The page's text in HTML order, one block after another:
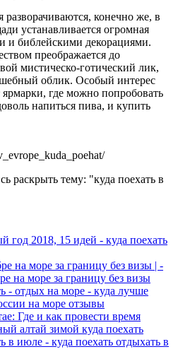
конечно же, в
устанавливается огромная
и библейскими декорациями.
преображается до
мистическо-готический лик,
облик. Особый интерес
ярмарки, где можно попробовать
напиться пива, и купить
раскрыть тему: "куда поехать в
год 2018, 15 идей - куда поехать
на море за границу без визы | -
на море за границу без визы
- отдых на море - куда лучше
на море отзывы
Где и как провести время
алтай зимой куда поехать
в июле - куда поехать отдыхать в